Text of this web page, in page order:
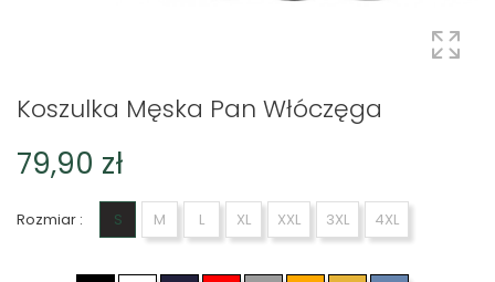
Koszulka Męska Pan Włóczęga
79,90 zł
Rozmiar : S M L XL XXL 3XL 4XL